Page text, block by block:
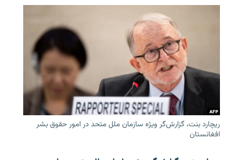
ریچارد بنت، گزارش‌گر ویژه سازمان ملل متحد در امور حقوق بشر
افغانستان